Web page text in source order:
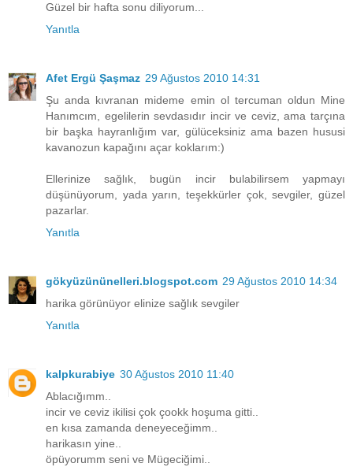
Güzel bir hafta sonu diliyorum...
Yanıtla
Afet Ergü Şaşmaz 29 Ağustos 2010 14:31
Şu anda kıvranan mideme emin ol tercuman oldun Mine
Hanımcım, egelilerin sevdasıdır incir ve ceviz, ama tarçına
bir başka hayranlığım var, gülüceksiniz ama bazen hususi
kavanozun kapağını açar koklarım:)
Ellerinize sağlık, bugün incir bulabilirsem yapmayı
düşünüyorum, yada yarın, teşekkürler çok, sevgiler, güzel
pazarlar.
Yanıtla
gökyüzününelleri.blogspot.com 29 Ağustos 2010 14:34
harika görünüyor elinize sağlık sevgiler
Yanıtla
kalpkurabiye 30 Ağustos 2010 11:40
Ablacığımm..
incir ve ceviz ikilisi çok çookk hoşuma gitti..
en kısa zamanda deneyeceğimm..
harikasın yine..
öpüyorumm seni ve Mügeciğimi..